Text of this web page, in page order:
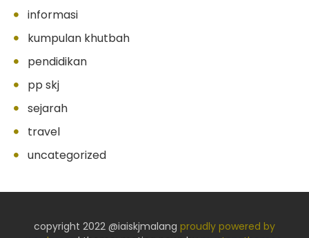
informasi
kumpulan khutbah
pendidikan
pp skj
sejarah
travel
uncategorized
copyright 2022 @iaiskjmalang proudly powered by